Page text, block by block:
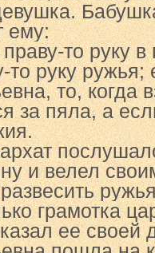
ему:
то руку
то руку
то, когда
за пяла, а
и велел
грамотка
ее своей